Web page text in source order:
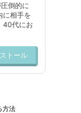
倒的に
に相手を
40代にお
トール
方法